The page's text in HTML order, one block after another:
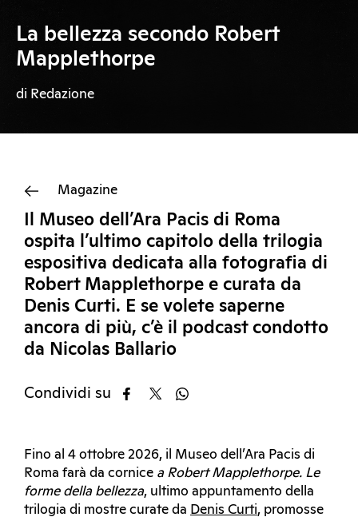
La bellezza secondo Robert
Mapplethorpe
di Redazione
Magazine
Il Museo dell’Ara Pacis di Roma
ospita l’ultimo capitolo della trilogia
espositiva dedicata alla fotografia di
Robert Mapplethorpe e curata da
Denis Curti. E se volete saperne
ancora di più, c’è il podcast condotto
da Nicolas Ballario
Condividi su
Fino al 4 ottobre 2026, il Museo dell’Ara Pacis di
Roma farà da cornice a Robert Mapplethorpe. Le
forme della bellezza, ultimo appuntamento della
trilogia di mostre curate da Denis Curti, promosse